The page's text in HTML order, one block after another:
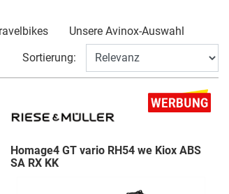
Unsere Avinox-Auswahl
Sortierung:
Homage4 GT vario RH54 we Kiox ABS
SA RX KK